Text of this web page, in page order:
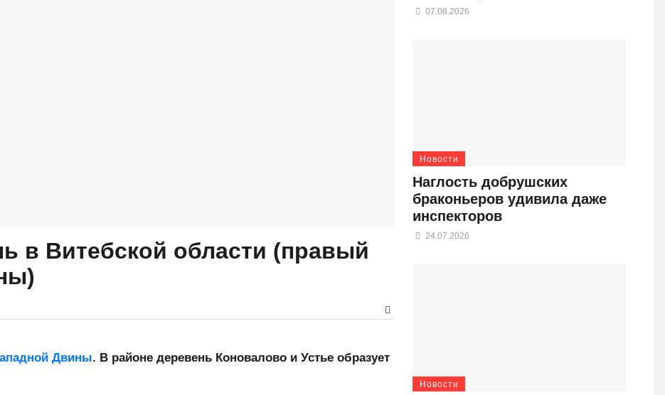
в Витебской области (правый
Двины. В районе деревень Коновалово и Устье образует
07.08.2026
Новости
Наглость добрушских
браконьеров удивила даже
инспекторов
24.07.2026
Новости